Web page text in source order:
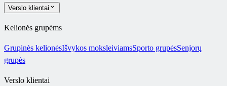
Verslo klientai
Kelionės grupėms
Grupinės kelionėsIšvykos moksleiviamsSporto grupėsSenjorų
grupės
Verslo klientai